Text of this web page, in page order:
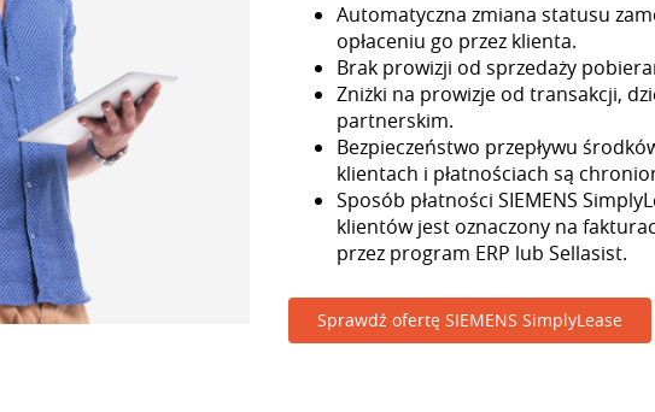
Automatyczna zmiana statusu
opłaceniu go przez klienta.
Brak prowizji od sprzedaży
Zniżki na prowizje od transakcji,
partnerskim.
Bezpieczeństwo przepływu
klientach i płatnościach są
Sposób płatności SIEMENS
klientów jest oznaczony na
przez program ERP lub Sellasist.
Sprawdź ofertę SIEMENS SimplyLease